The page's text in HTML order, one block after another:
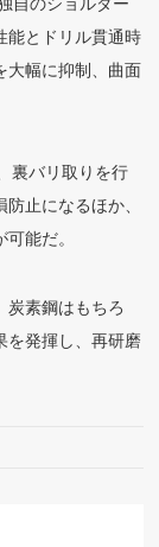
能とドリル貫通時
大幅に抑制、曲面
裏バリ取りを行
止になるほか、
能だ。
炭素鋼はもちろ
を発揮し、再研磨